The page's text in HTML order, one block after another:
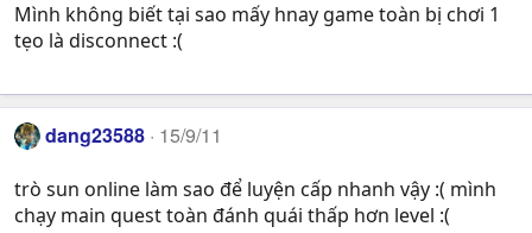
Mình không biết tại sao mấy hnay game toàn bị chơi 1
tẹo là disconnect :(
dang23588 15/9/11
trò sun online làm sao để luyện cấp nhanh vậy :( mình
chạy main quest toàn đánh quái thấp hơn level :(